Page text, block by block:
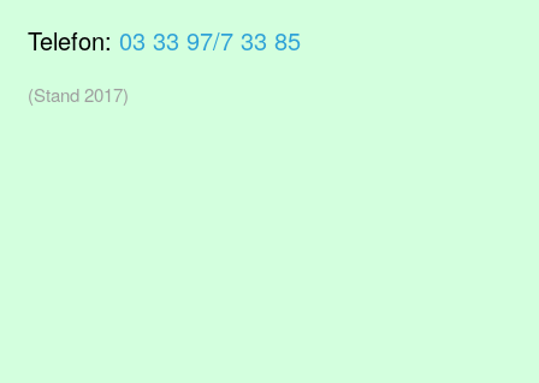
Telefon: 03 33 97/7 33 85
(Stand 2017)